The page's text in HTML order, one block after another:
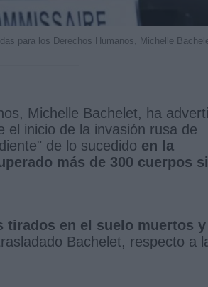
para los Derechos Humanos, Michelle
Michelle Bachelet, ha
el inicio de la invasión rusa de
de lo sucedido en la
más de 300 cuerpos
tirados en el suelo muertos y
Bachelet, respecto a